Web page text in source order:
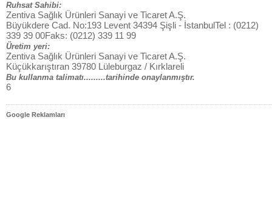
Ruhsat Sahibi:
Zentiva Sağlık Ürünleri Sanayi ve Ticaret A.Ş.
Büyükdere Cad. No:193 Levent 34394 Şişli - İstanbulTel : (0212)
339 39 00Faks: (0212) 339 11 99
Üretim yeri:
Zentiva Sağlık Ürünleri Sanayi ve Ticaret A.Ş.
Küçükkarıştıran 39780 Lüleburgaz / Kırklareli
Bu kullanma talimatı.........tarihinde onaylanmıştır.
6
Google Reklamları